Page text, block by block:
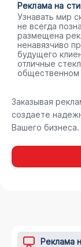
Реклама на
Узнавать мир
не всегда
размещена
ненавязчиво
будущего
отличные
общественном
Заказывая
создаете
Вашего бизнеса.
Реклама